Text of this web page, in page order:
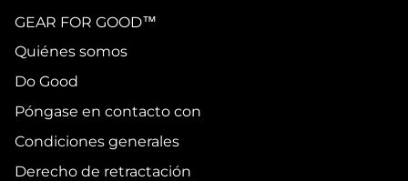
GEAR FOR GOOD™
Quiénes somos
Do Good
Póngase en contacto con
Condiciones generales
Derecho de retractación